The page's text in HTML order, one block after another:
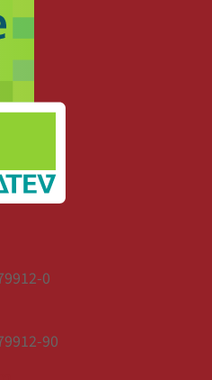
0
90